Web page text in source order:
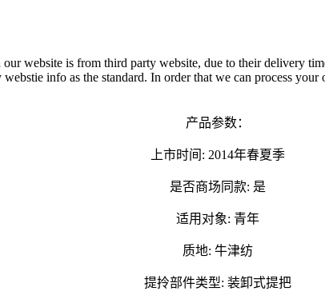
website is from third party website, due to their delivery
info as the standard. In order that we can process
产品参数：
上市时间: 2014年春夏季
是否商场同款: 是
适用对象: 青年
质地: 牛津纺
提拎部件类型: 装卸式提把